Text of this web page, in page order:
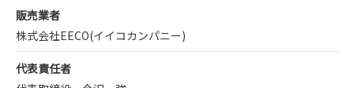
販売業者
株式会社EECO(イイコカンパニー)
代表責任者